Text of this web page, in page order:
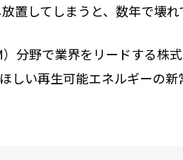
置してしまうと、数年で壊
分野で業界をリードする株
い再生可能エネルギーの新